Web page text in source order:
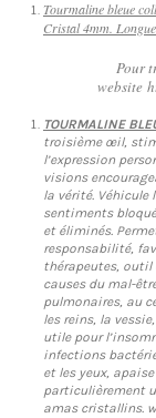
Tourmaline bleue
Cristal 4mm.
Pour
website
TOURMALINE
troisième œil,
l’expression
visions
la vérité.
sentiments
et éliminés.
responsabilité,
thérapeutes, outil
causes du mal-
pulmonaires, au
les reins, la
utile pour
infections
et les yeux,
particulièrement
amas cristallins.